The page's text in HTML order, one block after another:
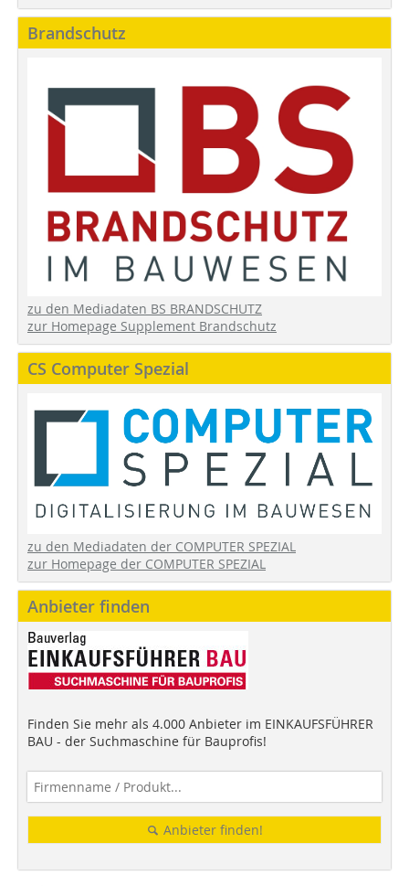
Brandschutz
zu den Mediadaten BS BRANDSCHUTZ
zur Homepage Supplement Brandschutz
CS Computer Spezial
zu den Mediadaten der COMPUTER SPEZIAL
zur Homepage der COMPUTER SPEZIAL
Anbieter finden
Finden Sie mehr als 4.000 Anbieter im EINKAUFSFÜHRER
BAU - der Suchmaschine für Bauprofis!
Anbieter finden!